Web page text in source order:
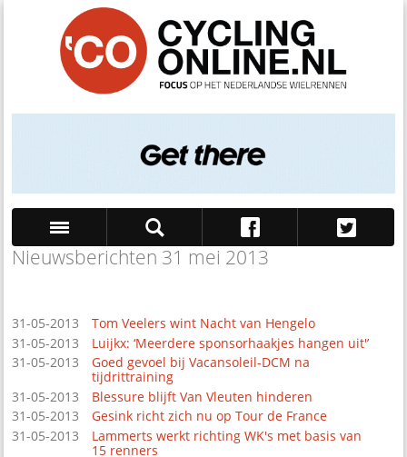
Nieuwsberichten 31 mei 2013
31-05-2013
Tom Veelers wint Nacht van Hengelo
31-05-2013
Luijkx: ‘Meerdere sponsorhaakjes hangen uit'’
31-05-2013
Goed gevoel bij Vacansoleil-DCM na
tijdrittraining
31-05-2013
Blessure blijft Van Vleuten hinderen
31-05-2013
Gesink richt zich nu op Tour de France
31-05-2013
Lammerts werkt richting WK's met basis van
15 renners